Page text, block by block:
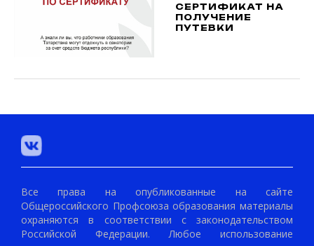
СЕРТИФИКАТ НА
ПОЛУЧЕНИЕ
ПУТЕВКИ
Все права на опубликованные на сайте
Общероссийского Профсоюза образования материалы
охраняются в соответствии с законодательством
Российской Федерации. Любое использование